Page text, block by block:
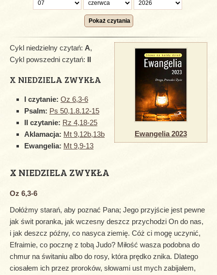
Ewangelia 2023
Cykl niedzielny czytań: A,
Cykl powszedni czytań: II
X NIEDZIELA ZWYKŁA
I czytanie: Oz 6,3-6
Psalm: Ps 50,1.8.12-15
II czytanie: Rz 4,18-25
Aklamacja: Mt 9,12b,13b
Ewangelia: Mt 9,9-13
X NIEDZIELA ZWYKŁA
Oz 6,3-6
Dołóżmy starań, aby poznać Pana; Jego przyjście jest pewne
jak świt poranka, jak wczesny deszcz przychodzi On do nas,
i jak deszcz późny, co nasyca ziemię. Cóż ci mogę uczynić,
Efraimie, co pocznę z tobą Judo? Miłość wasza podobna do
chmur na świtaniu albo do rosy, która prędko znika. Dlatego
ciosałem ich przez proroków, słowami ust mych zabijałem,